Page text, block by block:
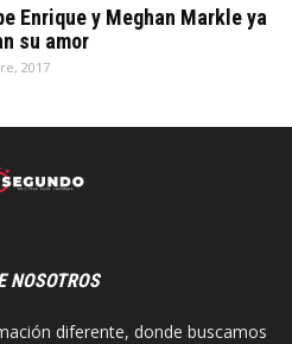
Enrique y Meghan Markle ya
su amor
2017
NOSOTROS
diferente, donde buscamos